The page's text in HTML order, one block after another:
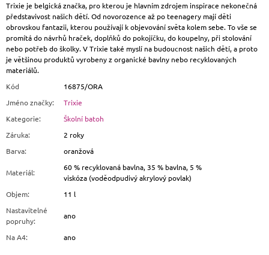
Trixie je belgická značka, pro kterou je hlavním zdrojem inspirace nekonečná
představivost našich dětí. Od novorozence až po teenagery mají děti
obrovskou fantazii, kterou používají k objevování světa kolem sebe. To vše se
promítá do návrhů hraček, doplňků do pokojíčku, do koupelny, při stolování
nebo potřeb do školky. V Trixie také myslí na budoucnost našich dětí, a proto
je většinou produktů vyrobeny z organické bavlny nebo recyklovaných
materiálů.
Kód
16875/ORA
Jméno značky:
Trixie
Kategorie:
Školní batoh
Záruka:
2 roky
Barva: oranžová
Materiál:
60 % recyklovaná bavlna, 35 % bavlna, 5 %
viskóza (voděodpudivý akrylový povlak)
Objem:
11 l
Nastavitelné
popruhy:
ano
Na A4: ano